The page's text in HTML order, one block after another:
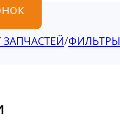
ЗАПЧАСТЕЙ/ФИЛЬТРЫ